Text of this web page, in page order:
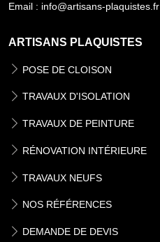
Email : info@artisans-plaquistes.fr
ARTISANS PLAQUISTES
POSE DE CLOISON
TRAVAUX D'ISOLATION
TRAVAUX DE PEINTURE
RÉNOVATION INTÉRIEURE
TRAVAUX NEUFS
NOS RÉFÉRENCES
DEMANDE DE DEVIS